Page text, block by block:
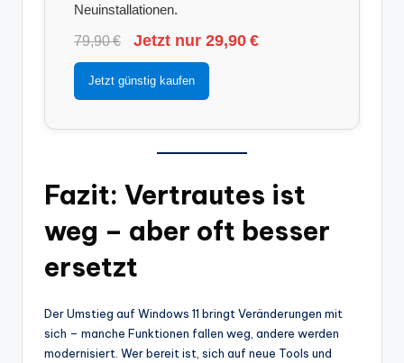
Neuinstallationen.
79,90 € Jetzt nur 29,90 €
Jetzt günstig kaufen
Fazit: Vertrautes ist
weg – aber oft besser
ersetzt
Der Umstieg auf Windows 11 bringt Veränderungen mit
sich – manche Funktionen fallen weg, andere werden
modernisiert. Wer bereit ist, sich auf neue Tools und